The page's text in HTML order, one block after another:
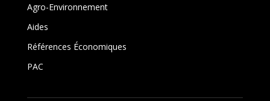
Agro-Environnement
Aides
Références Économiques
PAC